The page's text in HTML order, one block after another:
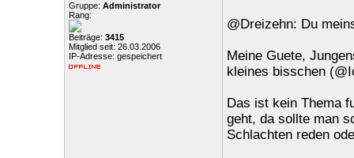
Gruppe: Administrator
Rang:
Beiträge: 3415
Mitglied seit: 26.03.2006
IP-Adresse: gespeichert
@Dreizehn: Du
Meine Guete,
kleines bisschen
Das ist kein Thema
geht, da sollte man
Schlachten reden